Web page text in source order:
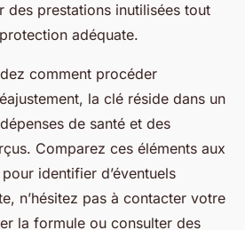
des prestations inutilisées tout
adéquate.
comment procéder
la clé réside dans un
de santé et des
Comparez ces éléments aux
identifier d’éventuels
n’hésitez pas à contacter votre
la formule ou consulter des